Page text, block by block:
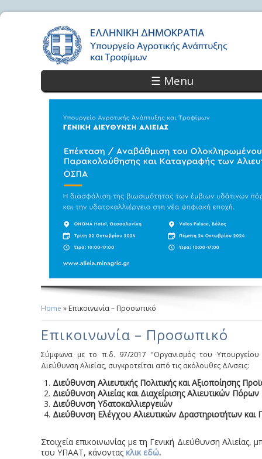
☰ Menu
Home » Επικοινωνία – Προσωπικό
Επικοινωνία – Προσωπικό
Σύμφωνα με το π.δ. 97/2017 "Οργανισμός του Υπουργείου
Διεύθυνση Αλιείας, συγκροτείται από τις ακόλουθες Δ/νσεις:
Διεύθυνση Αλιευτικής Πολιτικής και Αξιοποίησης
Διεύθυνση Αλιείας και Διαχείρισης Αλιευτικών Πόρων
Διεύθυνση Υδατοκαλλιεργειών
Διεύθυνση Ελέγχου Αλιευτικών Δραστηριοτήτων και
Στοιχεία επικοινωνίας με τη Γενική Διεύθυνση
του ΥΠΑΑΤ, κάνοντας κλικ εδώ.